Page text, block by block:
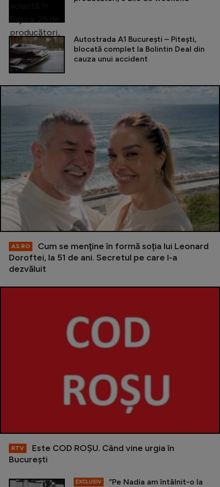
Autostrada A1 București – Pitești,
blocată complet la Bolintin Deal din
cauza unui accident
AS.RO
Cum se menţine în formă soţia lui Leonard
Doroftei, la 51 de ani. Secretul pe care l-a
dezvăluit
RTV
Este COD ROŞU. Când vine urgia în
Bucureşti
EXCLUSIV
”Pe Nadia am întâlnit-o la